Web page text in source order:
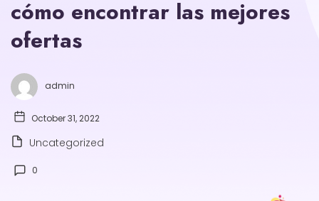
cómo encontrar las mejores
ofertas
admin
October 31, 2022
Uncategorized
0